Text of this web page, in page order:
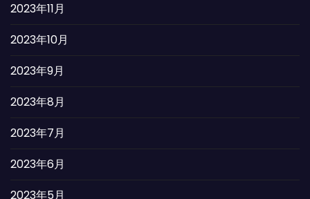
2023年11月
2023年10月
2023年9月
2023年8月
2023年7月
2023年6月
2023年5月